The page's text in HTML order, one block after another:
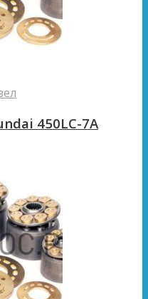
450LC-7A